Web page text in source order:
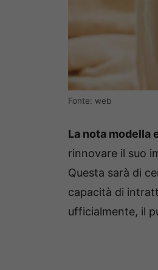
Fonte: web
La nota modella
rinnovare il suo
Questa sarà di
capacità di
ufficialmente, il